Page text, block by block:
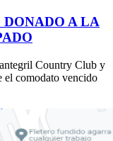
DONADO A LA
Country Club y
el comodato vencido